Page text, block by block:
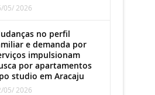
05/ 2026
no perfil
e demanda por
impulsionam
por apartamentos
studio em Aracaju
05/ 2026